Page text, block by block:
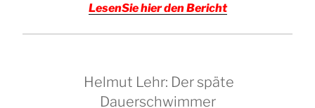
LesenSie hier den Bericht
Helmut Lehr: Der späte
Dauerschwimmer